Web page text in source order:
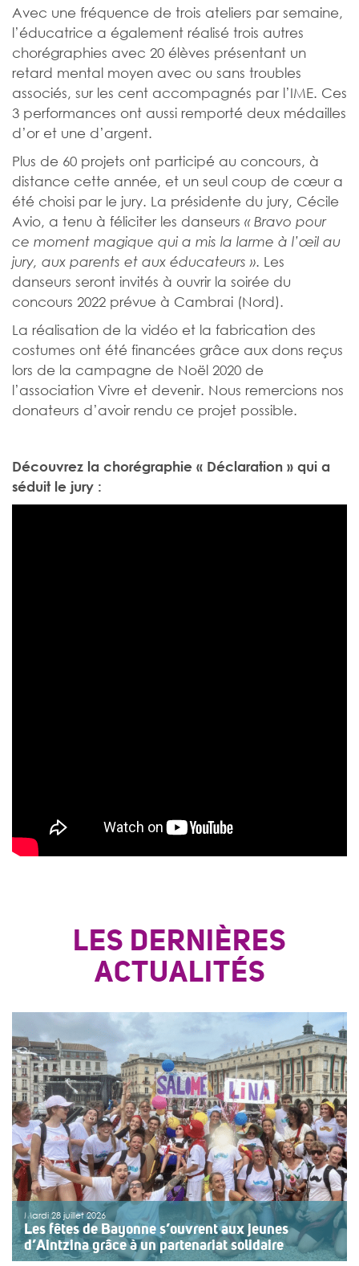
Avec une fréquence de trois ateliers par semaine,
l’éducatrice a également réalisé trois autres
chorégraphies avec 20 élèves présentant un
retard mental moyen avec ou sans troubles
associés, sur les cent accompagnés par l’IME. Ces
3 performances ont aussi remporté deux médailles
d’or et une d’argent.
Plus de 60 projets ont participé au concours, à
distance cette année, et un seul coup de cœur a
été choisi par le jury. La présidente du jury, Cécile
Avio, a tenu à féliciter les danseurs « Bravo pour
ce moment magique qui a mis la larme à l’œil au
jury, aux parents et aux éducateurs ». Les
danseurs seront invités à ouvrir la soirée du
concours 2022 prévue à Cambrai (Nord).
La réalisation de la vidéo et la fabrication des
costumes ont été financées grâce aux dons reçus
lors de la campagne de Noël 2020 de
l’association Vivre et devenir. Nous remercions nos
donateurs d’avoir rendu ce projet possible.
Découvrez la chorégraphie « Déclaration » qui a
séduit le jury :
LES DERNIÈRES
ACTUALITÉS
Mardi 28 juillet 2026
Les fêtes de Bayonne s’ouvrent aux jeunes
d’Aintzina grâce à un partenariat solidaire